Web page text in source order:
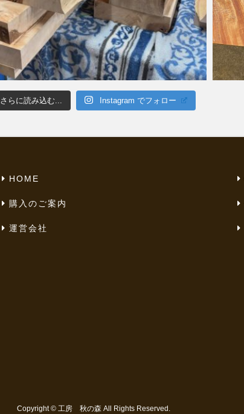
さらに読み込む... Instagram でフォロー
HOME
購入のご案内
運営会社
Copyright © 工房 秋の森 All Rights Reserved.